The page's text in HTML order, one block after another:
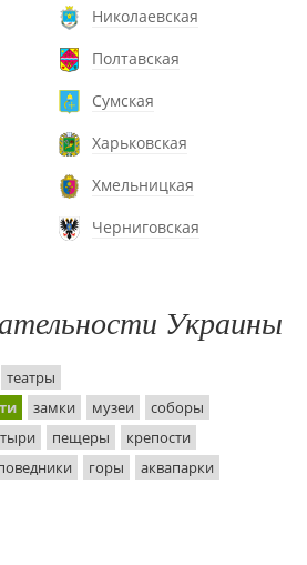
Николаевская
Полтавская
Сумская
Харьковская
Хмельницкая
Черниговская
Украины
театры
замки музеи
соборы
пещеры
крепости
горы аквапарки